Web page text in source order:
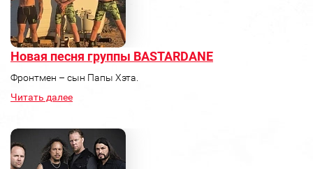
Новая песня группы BASTARDANE
Фронтмен – сын Папы Хэта.
Читать далее